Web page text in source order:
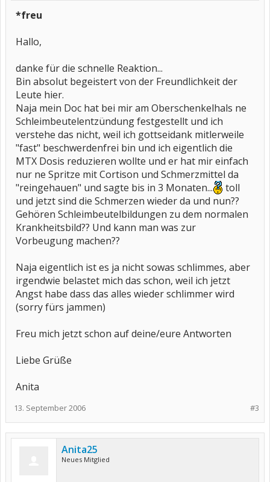
*freu
Hallo,
danke für die schnelle Reaktion...
Bin absolut begeistert von der Freundlichkeit der
Leute hier.
Naja mein Doc hat bei mir am Oberschenkelhals ne
Schleimbeutelentzündung festgestellt und ich
verstehe das nicht, weil ich gottseidank mitlerweile
"fast" beschwerdenfrei bin und ich eigentlich die
MTX Dosis reduzieren wollte und er hat mir einfach
nur ne Spritze mit Cortison und Schmerzmittel da
"reingehauen" und sagte bis in 3 Monaten...
toll
und jetzt sind die Schmerzen wieder da und nun??
Gehören Schleimbeutelbildungen zu dem normalen
Krankheitsbild?? Und kann man was zur
Vorbeugung machen??
Naja eigentlich ist es ja nicht sowas schlimmes, aber
irgendwie belastet mich das schon, weil ich jetzt
Angst habe dass das alles wieder schlimmer wird
(sorry fürs jammen)
Freu mich jetzt schon auf deine/eure Antworten
Liebe Grüße
Anita
#3
13. September 2006
Anita25
Neues Mitglied